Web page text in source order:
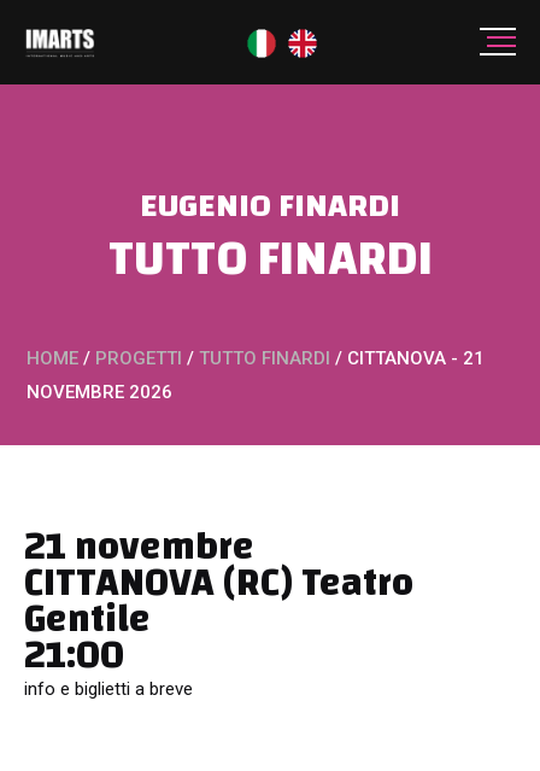
EUGENIO FINARDI
TUTTO FINARDI
HOME / PROGETTI / TUTTO FINARDI / CITTANOVA - 21
NOVEMBRE 2026
21 novembre
CITTANOVA (RC) Teatro
Gentile
21:00
info e biglietti a breve